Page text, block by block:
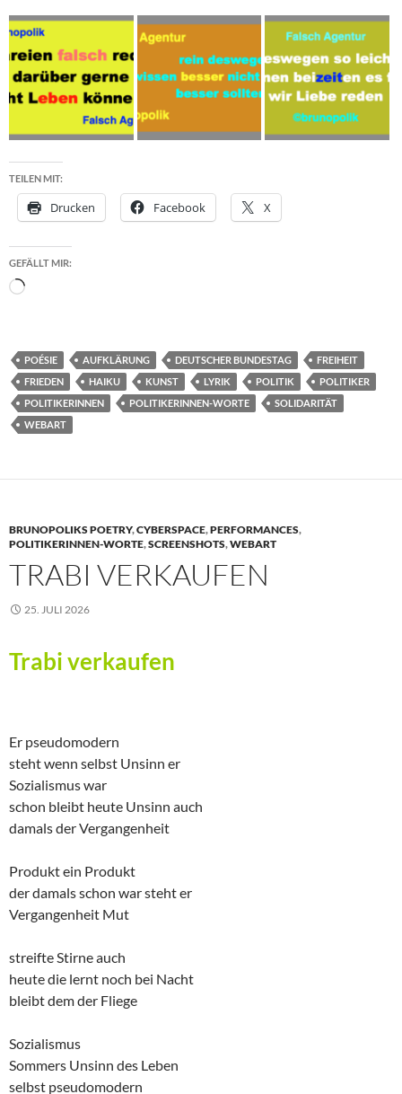
TEILEN MIT:
Drucken Facebook X
GEFÄLLT MIR:
Wird
POÉSIE AUFKLÄRUNG DEUTSCHER BUNDESTAG
FREIHEIT
FRIEDEN
HAIKU KUNST LYRIK POLITIK
POLITIKER
POLITIKERINNEN
POLITIKERINNEN-WORTE
SOLIDARITÄT
WEBART
BRUNOPOLIKS POETRY,CYBERSPACE,PERFORMANCES,
POLITIKERINNEN-WORTE,SCREENSHOTS,WEBART
TRABI VERKAUFEN
25. JULI 2026
Trabi verkaufen
Er pseudomodern
steht wenn selbst Unsinn er
Sozialismus war
schon bleibt heute Unsinn auch
damals der Vergangenheit
Produkt ein Produkt
der damals schon war steht er
Vergangenheit Mut
streifte Stirne auch
heute die lernt noch bei Nacht
bleibt dem der Fliege
Sozialismus
Sommers Unsinn des Leben
selbst pseudomodern